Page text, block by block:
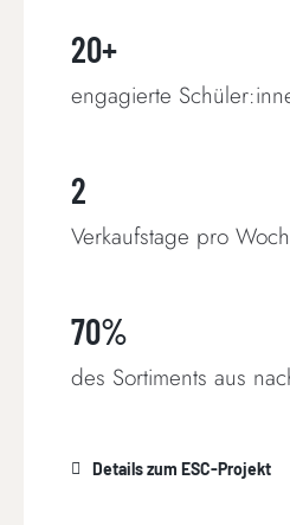
20+
engagierte
2
Verkaufstage pro
70%
des Sortiments aus
Details zum ESC-Projekt